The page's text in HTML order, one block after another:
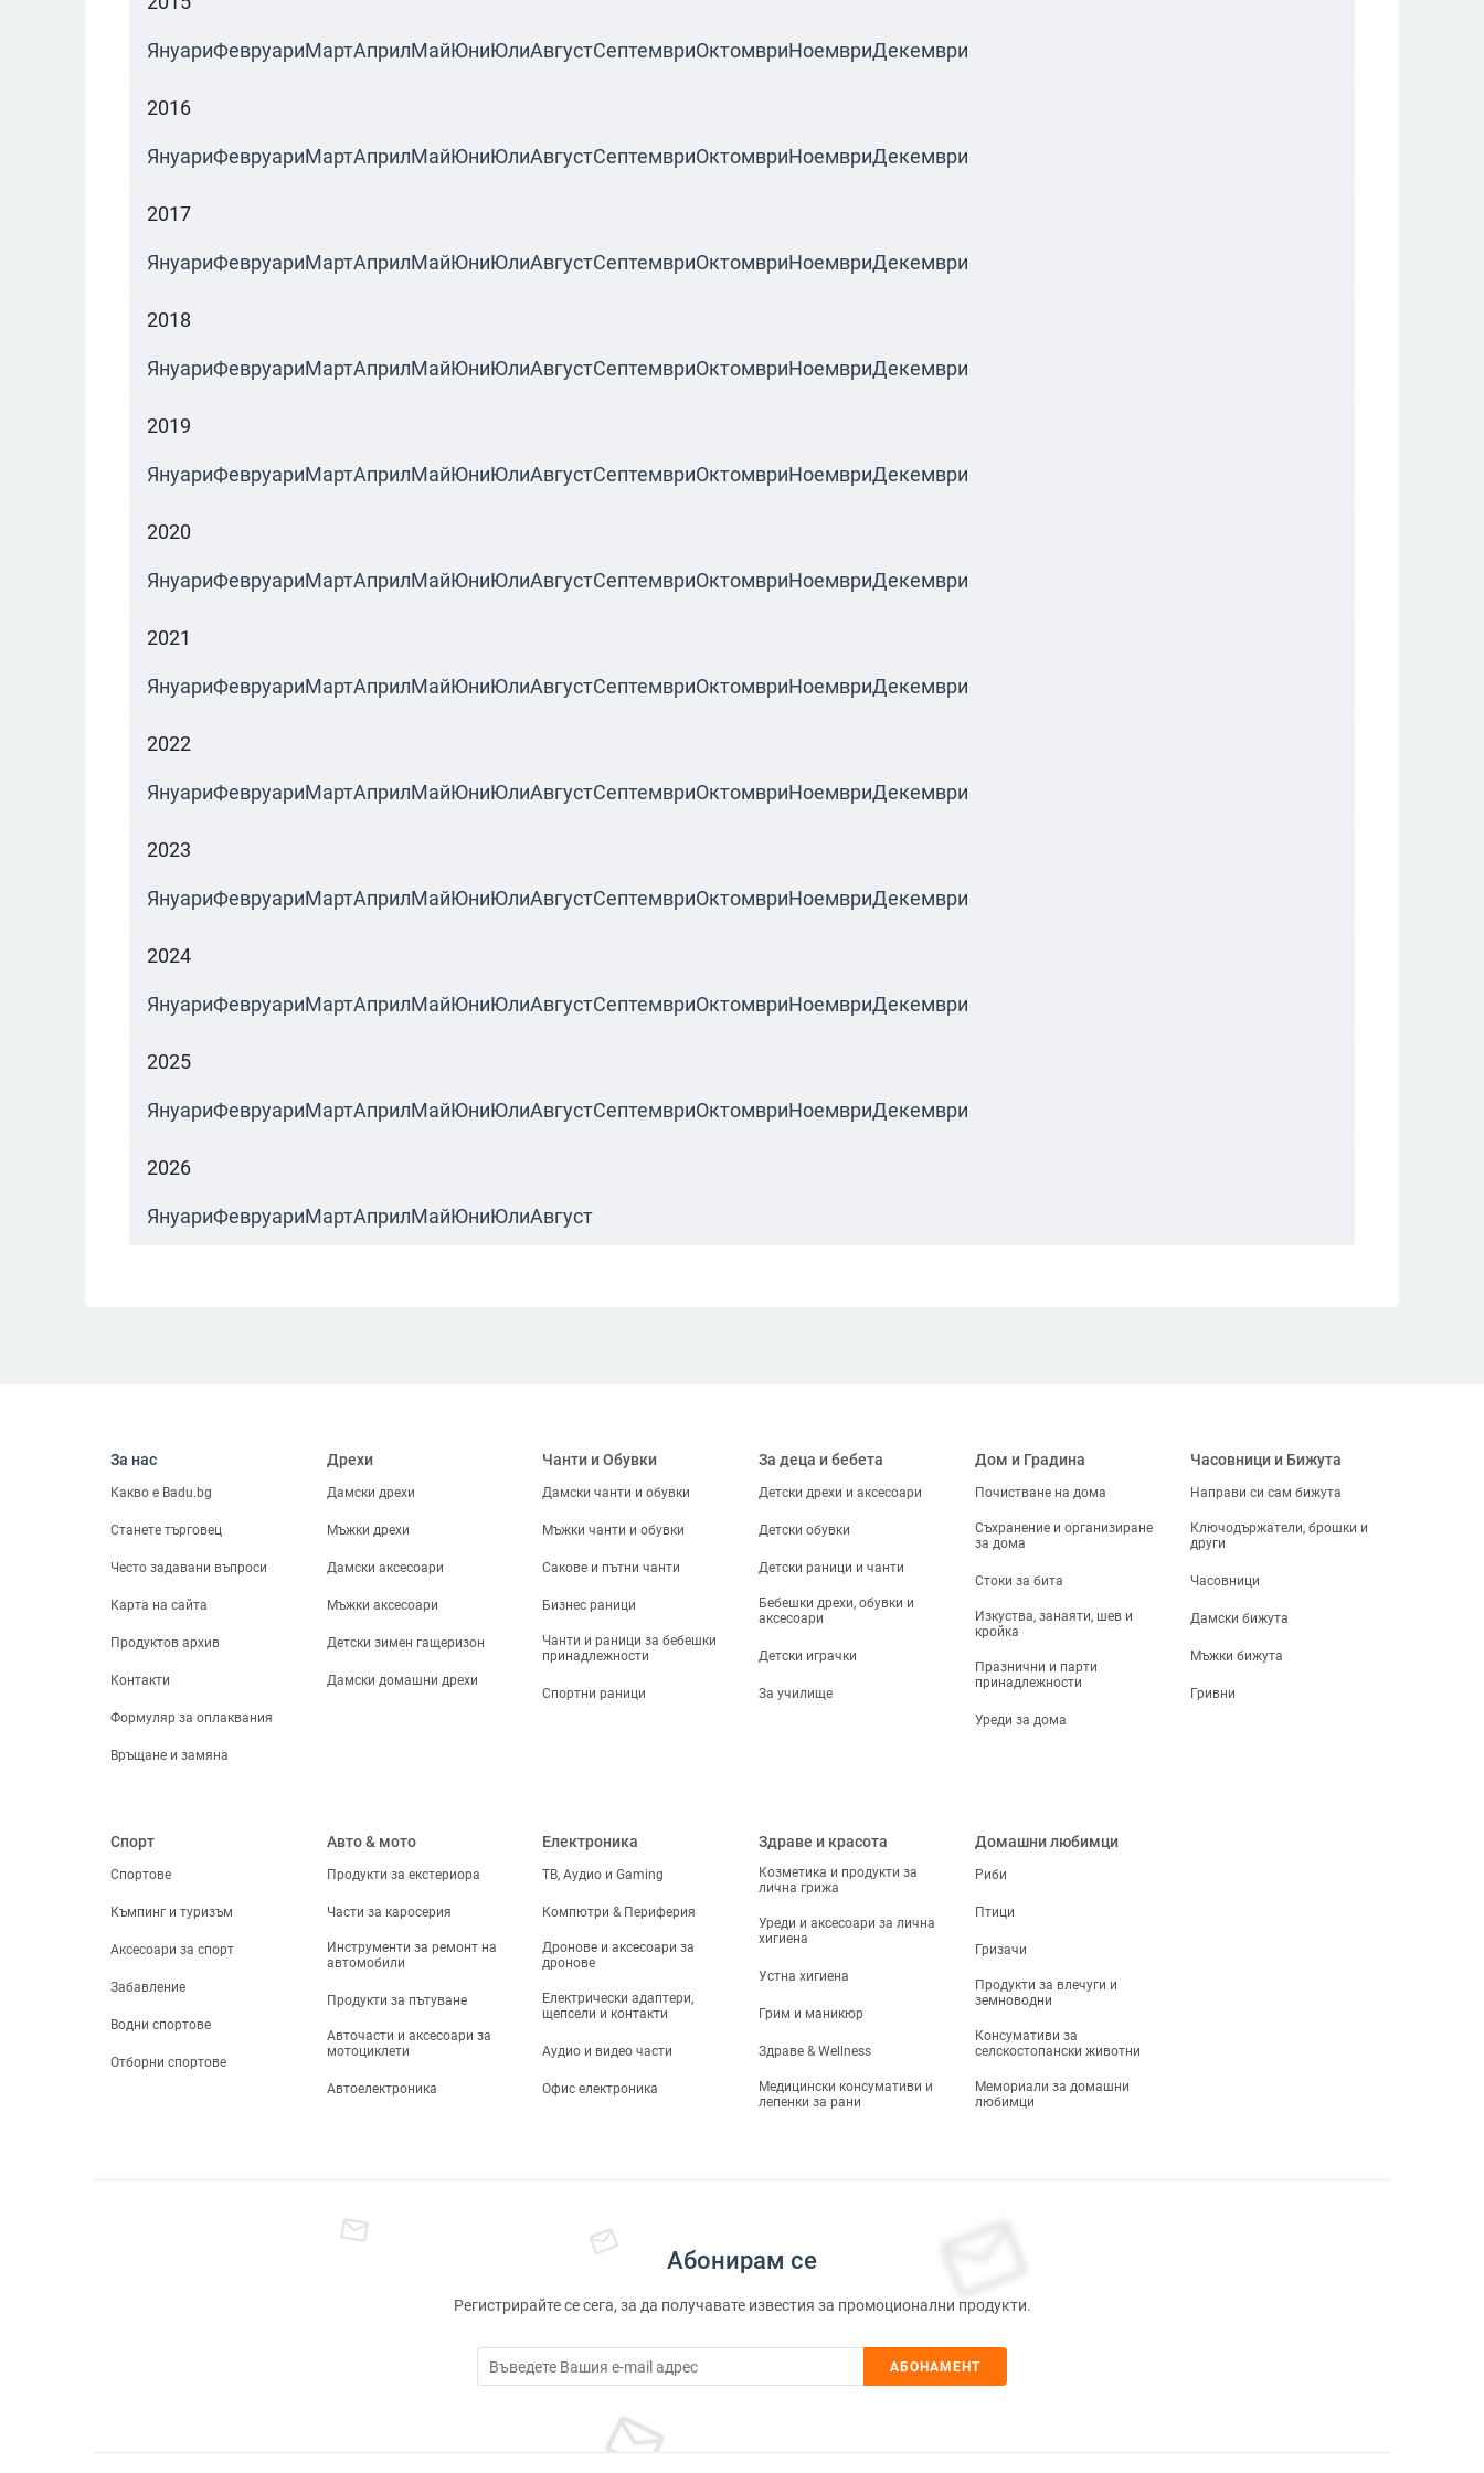
ЯнуариФевруариМартАприлМайЮниЮлиАвгустСептемвриОктомвриНоемвриДекември
2016
ЯнуариФевруариМартАприлМайЮниЮлиАвгустСептемвриОктомвриНоемвриДекември
2017
ЯнуариФевруариМартАприлМайЮниЮлиАвгустСептемвриОктомвриНоемвриДекември
2018
ЯнуариФевруариМартАприлМайЮниЮлиАвгустСептемвриОктомвриНоемвриДекември
2019
ЯнуариФевруариМартАприлМайЮниЮлиАвгустСептемвриОктомвриНоемвриДекември
2020
ЯнуариФевруариМартАприлМайЮниЮлиАвгустСептемвриОктомвриНоемвриДекември
2021
ЯнуариФевруариМартАприлМайЮниЮлиАвгустСептемвриОктомвриНоемвриДекември
2022
ЯнуариФевруариМартАприлМайЮниЮлиАвгустСептемвриОктомвриНоемвриДекември
2023
ЯнуариФевруариМартАприлМайЮниЮлиАвгустСептемвриОктомвриНоемвриДекември
2024
ЯнуариФевруариМартАприлМайЮниЮлиАвгустСептемвриОктомвриНоемвриДекември
2025
ЯнуариФевруариМартАприлМайЮниЮлиАвгустСептемвриОктомвриНоемвриДекември
2026
ЯнуариФевруариМартАприлМайЮниЮлиАвгуст
За нас
Какво е Badu.bg
Станете търговец
Често задавани въпроси
Карта на сайта
Продуктов архив
Контакти
Формуляр за оплаквания
Връщане и замяна
Дрехи
Дамски дрехи
Мъжки дрехи
Дамски аксесоари
Мъжки аксесоари
Детски зимен гащеризон
Дамски домашни дрехи
Чанти и Обувки
Дамски чанти и обувки
Мъжки чанти и обувки
Сакове и пътни чанти
Бизнес раници
Чанти и раници за бебешки
принадлежности
Спортни раници
За деца и бебета
Детски дрехи и аксесоари
Детски обувки
Детски раници и чанти
Бебешки дрехи, обувки и
аксесоари
Детски играчки
За училище
Дом и Градина
Почистване на дома
Съхранение и организиране
за дома
Стоки за бита
Изкуства, занаяти, шев и
кройка
Празнични и парти
принадлежности
Уреди за дома
Часовници и Бижута
Направи си сам бижута
Ключодържатели, брошки и
други
Часовници
Дамски бижута
Мъжки бижута
Гривни
Спорт
Спортове
Къмпинг и туризъм
Аксесоари за спорт
Забавление
Водни спортове
Отборни спортове
Авто & мото
Продукти за екстериора
Части за каросерия
Инструменти за ремонт на
автомобили
Продукти за пътуване
Авточасти и аксесоари за
мотоциклети
Автоелектроника
Електроника
ТВ, Аудио и Gaming
Компютри & Периферия
Дронове и аксесоари за
дронове
Електрически адаптери,
щепсели и контакти
Аудио и видео части
Офис електроника
Здраве и красота
Козметика и продукти за
лична грижа
Уреди и аксесоари за лична
хигиена
Устна хигиена
Грим и маникюр
Здраве & Wellness
Медицински консумативи и
лепенки за рани
Домашни любимци
Риби
Птици
Гризачи
Продукти за влечуги и
земноводни
Консумативи за
селскостопански животни
Мемориали за домашни
любимци
Абонирам се
Регистрирайте се сега, за да получавате известия за промоционални продукти.
АБОНАМЕНТ